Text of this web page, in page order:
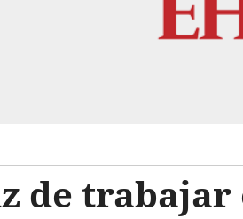
de trabajar